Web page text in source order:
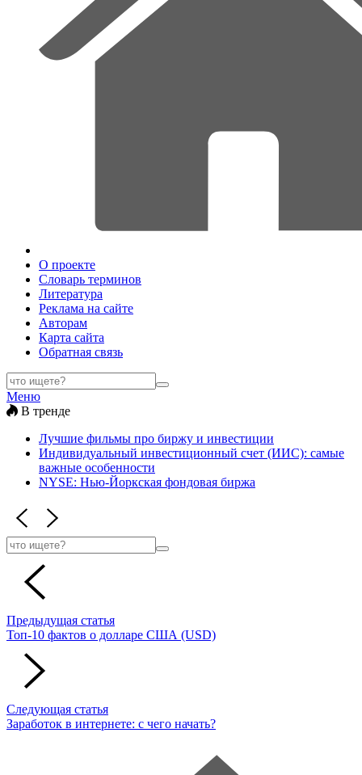
О проекте
Словарь терминов
Литература
Реклама на сайте
Авторам
Карта сайта
Обратная связь
Меню
В тренде
Лучшие фильмы про биржу и инвестиции
Индивидуальный инвестиционный счет (ИИС): самые
важные особенности
NYSE: Нью-Йоркская фондовая биржа
Предыдущая статья
Топ-10 фактов о долларе США (USD)
Следующая статья
Заработок в интернете: с чего начать?